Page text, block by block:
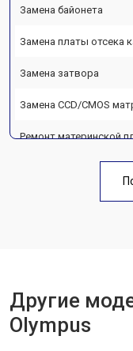
Замена байонета
Замена платы отсека
Замена затвора
Замена CCD/CMOS
Ремонт материнской
Другие
Olympus